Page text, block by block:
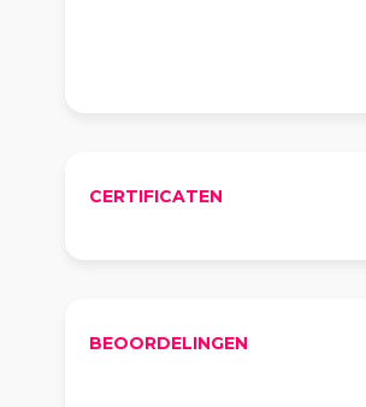
CERTIFICATEN
BEOORDELINGEN